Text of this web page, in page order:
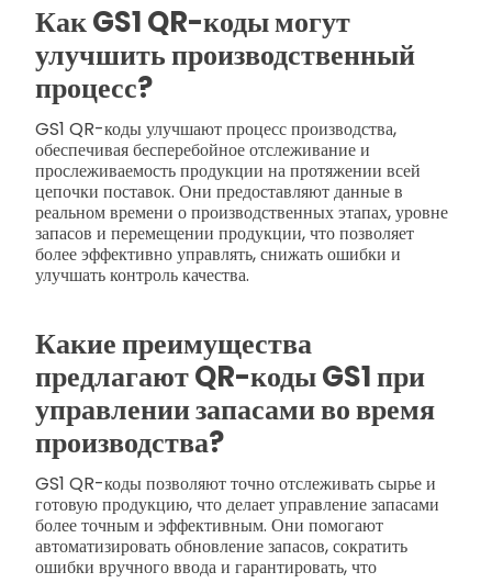
Как GS1 QR-коды могут
улучшить производственный
процесс?
GS1 QR-коды улучшают процесс производства,
обеспечивая бесперебойное отслеживание и
прослеживаемость продукции на протяжении всей
цепочки поставок. Они предоставляют данные в
реальном времени о производственных этапах, уровне
запасов и перемещении продукции, что позволяет
более эффективно управлять, снижать ошибки и
улучшать контроль качества.
Какие преимущества
предлагают QR-коды GS1 при
управлении запасами во время
производства?
GS1 QR-коды позволяют точно отслеживать сырье и
готовую продукцию, что делает управление запасами
более точным и эффективным. Они помогают
автоматизировать обновление запасов, сократить
ошибки вручного ввода и гарантировать, что